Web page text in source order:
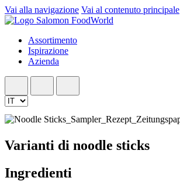
Vai alla navigazione Vai al contenuto principale
Assortimento
Ispirazione
Azienda
Varianti di noodle sticks
Ingredienti